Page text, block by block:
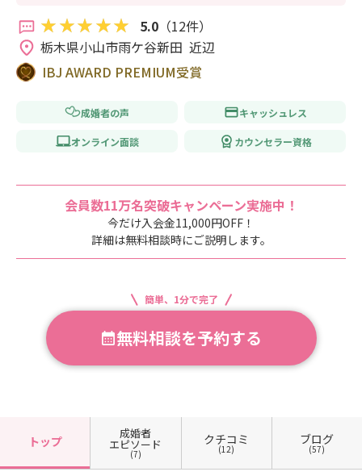
5.0（12件）
栃木県小山市雨ケ谷新田  近辺
IBJ AWARD PREMIUM受賞
成婚者の声 キャッシュレス
オンライン面談 カウンセラー資格
会員数11万名突破キャンペーン実施中！
今だけ入会金11,000円OFF！
詳細は無料相談時にご説明します。
簡単、1分で完了
無料相談を予約する
トップ
成婚者
エピソード
(7)
クチコミ
(12)
ブログ
(57)